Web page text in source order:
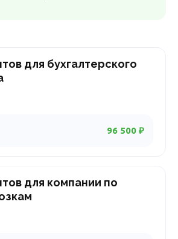
96 500 ₽
для бухгалтерского
для компании по